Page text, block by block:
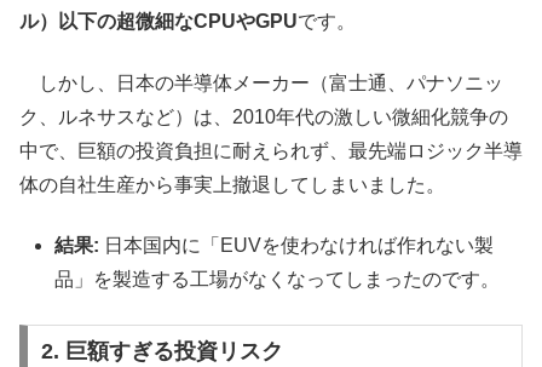
ル）以下の超微細なCPUやGPUです。
しかし、日本の半導体メーカー（富士通、パナソニッ
ク、ルネサスなど）は、2010年代の激しい微細化競争の
中で、巨額の投資負担に耐えられず、最先端ロジック半導
体の自社生産から事実上撤退してしまいました。
結果: 日本国内に「EUVを使わなければ作れない製
品」を製造する工場がなくなってしまったのです。
2. 巨額すぎる投資リスク